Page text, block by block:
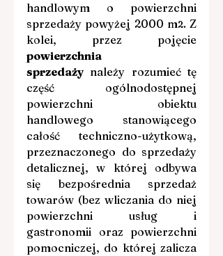
handlowym o powierzchni
sprzedaży powyżej 2000 m2. Z
powierzchnia
sprzedaży należy rozumieć tę
część ogólnodostępnej
powierzchni obiektu
handlowego stanowiącego
całość techniczno-użytkową,
przeznaczonego do sprzedaży
detalicznej, w której odbywa
się bezpośrednia sprzedaż
towarów (bez wliczania do niej
powierzchni usług i
gastronomii oraz powierzchni
pomocniczej, do której zalicza